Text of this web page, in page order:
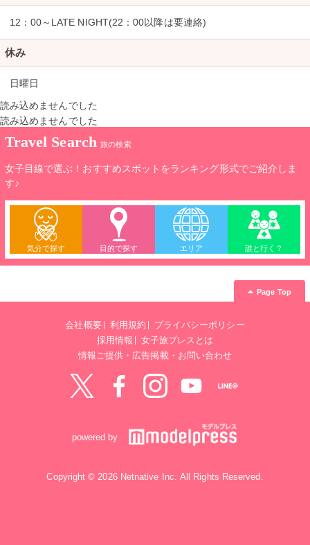
12：00～LATE NIGHT(22：00以降は要連絡)
休み
日曜日
読み込めませんでした
読み込めませんでした
Travel Search 旅の検索
女子目線で選ぶ！おすすめスポットをランキング形式でご紹介しま
す♪
気分で探す 目的で探す エリア 誰と行く？
Page Top
会社概要 利用規約
プライバシーポリシー
採用情報
女子旅プレスとは
情報ご提供・広告掲載・お問い合わせ
powered by
Copyright © 2026 Netnative Inc. All Rights Reserved.